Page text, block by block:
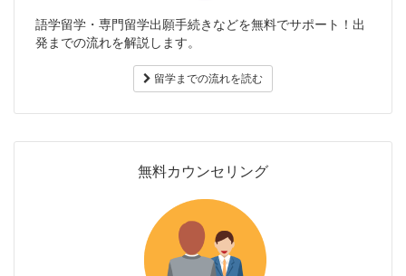
語学留学・専門留学出願手続きなどを無料でサポート！出
発までの流れを解説します。
留学までの流れを読む
無料カウンセリング